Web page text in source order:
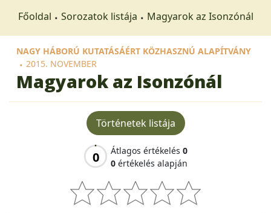
Főoldal Sorozatok listája Magyarok az Isonzónál
NAGY HÁBORÚ KUTATÁSÁÉRT KÖZHASZNÚ ALAPÍTVÁNY
2015. NOVEMBER
Magyarok az Isonzónál
Történetek listája
0 Átlagos értékelés 0
0 értékelés alapján